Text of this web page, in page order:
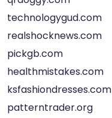
technologygud.com
realshocknews.com
pickgb.com
healthmistakes.com
ksfashiondresses.com
patterntrader.org